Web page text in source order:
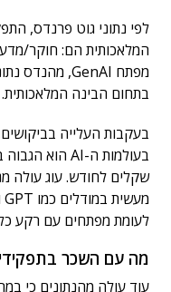
לפי נתוני גוט פרנדס,
בתחום הבינה המלאכותית.
בעקבות העלייה
שקלים לחודש. עוג עולה
לעומת מפתחים עם רקע
מה עם השכר